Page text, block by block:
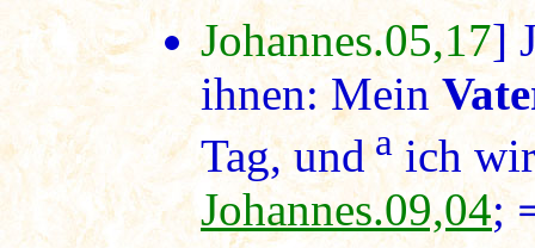
Johannes.05,17]
ihnen: Mein
Tag, undaich
Johannes.09,04;